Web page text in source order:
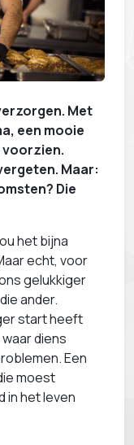
Met
een mooie
voorzien.
Maar:
Die
het bijna
echt, voor
gelukkiger
ander.
start heeft
diens
Een
moest
in het leven